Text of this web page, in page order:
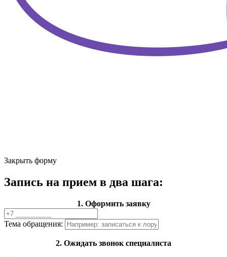
Закрыть форму
Запись на прием в два шага:
1. Оформить заявку
Тема обращения:
2. Ожидать звонок специалиста